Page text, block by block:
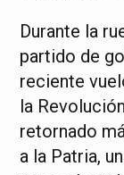
Durante la
partido de
reciente
la
retornado
a la Patria,